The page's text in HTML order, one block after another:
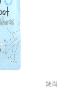
謎尚